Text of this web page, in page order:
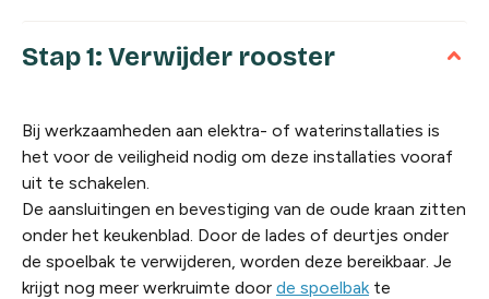
Stap 1: Verwijder rooster
Bij werkzaamheden aan elektra- of waterinstallaties is
het voor de veiligheid nodig om deze installaties vooraf
uit te schakelen.
De aansluitingen en bevestiging van de oude kraan zitten
onder het keukenblad. Door de lades of deurtjes onder
de spoelbak te verwijderen, worden deze bereikbaar. Je
krijgt nog meer werkruimte door de spoelbak te